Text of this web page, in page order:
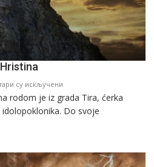
су искључени
Svеta
vеlikоmučеnica
rodom je iz grada Tira, ćerka
Dо svоје